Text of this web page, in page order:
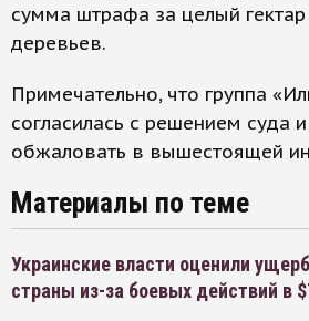
сумма штрафа за целый
деревьев.
Примечательно, что группа
согласилась с решением суда
обжаловать в вышестоящей
Материалы по теме
Украинские власти оценили
страны из-за боевых действий в